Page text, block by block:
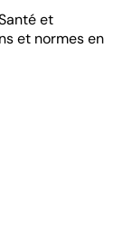
et
et normes en